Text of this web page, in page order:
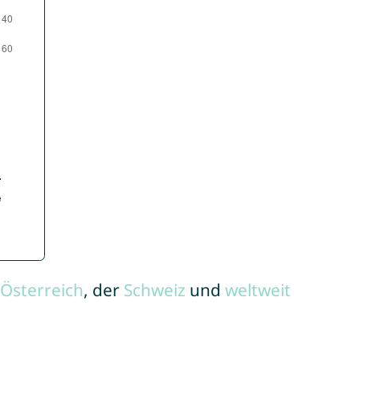
Österreich, der Schweiz und weltweit